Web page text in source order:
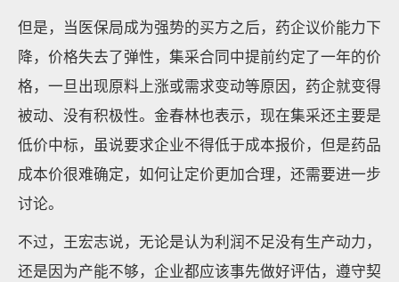
但是，当医保局成为强势的买方之后，药企议价能力下
降，价格失去了弹性，集采合同中提前约定了一年的价
格，一旦出现原料上涨或需求变动等原因，药企就变得
被动、没有积极性。金春林也表示，现在集采还主要是
低价中标，虽说要求企业不得低于成本报价，但是药品
成本价很难确定，如何让定价更加合理，还需要进一步
讨论。
不过，王宏志说，无论是认为利润不足没有生产动力，
还是因为产能不够，企业都应该事先做好评估，遵守契